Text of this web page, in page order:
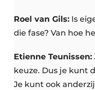
Roel van Gils: Is
die fase? Van hoe
Etienne Teunissen:
keuze. Dus je kunt
Je kunt ook